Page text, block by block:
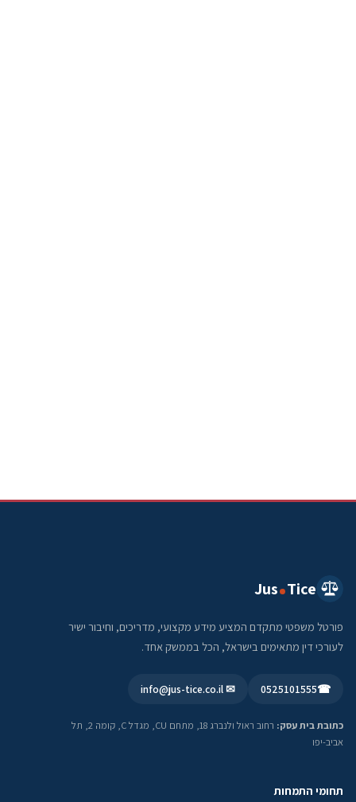
Jus Tice
פורטל משפטי מתקדם המציע מידע מקצועי, מדריכים, וחיבור ישיר
לעורכי דין מתאימים בישראל, הכל בממשק אחד.
☎
0525101555
✉ info@jus-tice.co.il
כתובת בית עסק:
רחוב ראול ולנברג 18, מתחם CU, מגדל C, קומה 2, תל
אביב-יפו
תחומי התמחות